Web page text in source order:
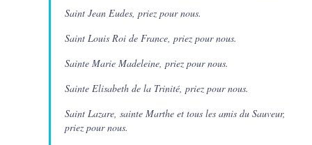
Saint Jean Eudes, priez pour nous.
Saint Louis Roi de France, priez pour nous.
Sainte Marie Madeleine, priez pour nous.
Sainte Elisabeth de la Trinité, priez pour nous.
Saint Lazare, sainte Marthe et tous les amis du Sauveur,
priez pour nous.